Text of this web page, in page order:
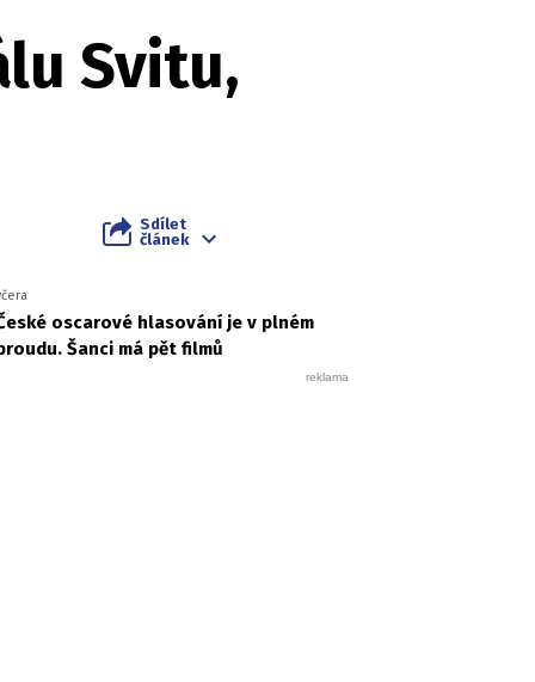
Svitu,
Sdílet
článek
oscarové hlasování je v plném
Šanci má pět filmů